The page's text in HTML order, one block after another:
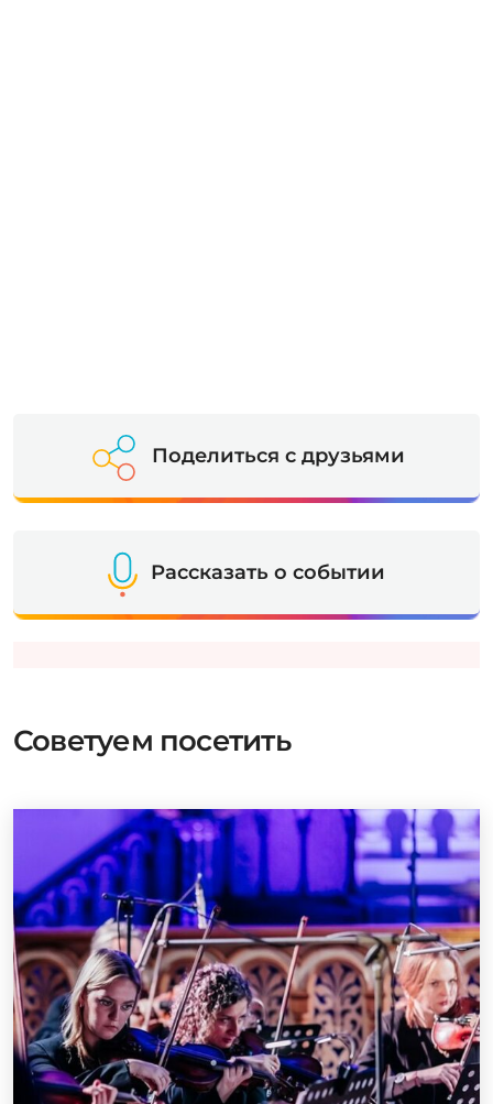
Поделиться с друзьями
Рассказать о событии
Советуем посетить